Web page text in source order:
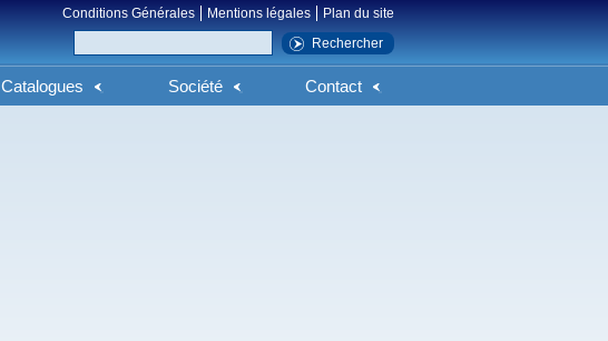
Conditions Générales Mentions légales Plan du site
Catalogues Société Contact